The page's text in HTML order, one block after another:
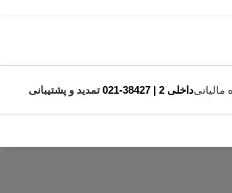
مالیاتیداخلی 2 | 38427-021 تمدید و پشتیبانی